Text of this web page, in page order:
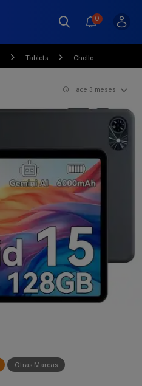
0
Tablets Chollo
Otras Marcas
Hace 3 meses